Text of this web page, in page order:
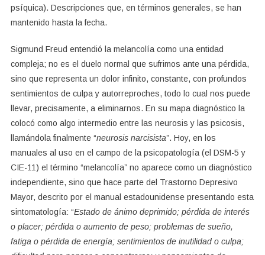
psíquica). Descripciones que, en términos generales, se han
mantenido hasta la fecha.
Sigmund Freud entendió la melancolía como una entidad
compleja; no es el duelo normal que sufrimos ante una pérdida,
sino que representa un dolor infinito, constante, con profundos
sentimientos de culpa y autorreproches, todo lo cual nos puede
llevar, precisamente, a eliminarnos. En su mapa diagnóstico la
colocó como algo intermedio entre las neurosis y las psicosis,
llamándola finalmente “neurosis narcisista”. Hoy, en los
manuales al uso en el campo de la psicopatología (el DSM-5 y
CIE-11) el término “melancolía” no aparece como un diagnóstico
independiente, sino que hace parte del Trastorno Depresivo
Mayor, descrito por el manual estadounidense presentando esta
sintomatología: “Estado de ánimo deprimido; pérdida de interés
o placer; pérdida o aumento de peso; problemas de sueño,
fatiga o pérdida de energía; sentimientos de inutilidad o culpa;